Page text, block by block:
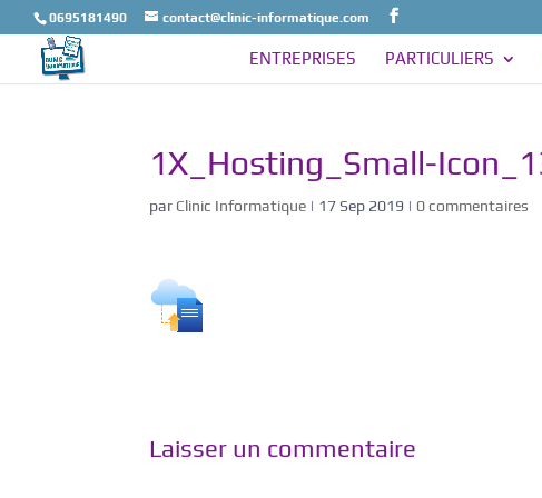
0695181490 contact@clinic-informatique.com
ENTREPRISES PARTICULIERS
1X_Hosting_Small-
par Clinic Informatique | 17 Sep 2019 | 0 commentaires
Laisser un commentaire